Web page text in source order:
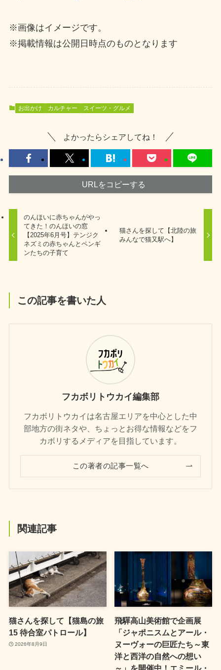
※画像はイメージです。
※掲載情報は公開日時点のものとなります
お出かけ カルチャー スイーツ・グルメ
よかったらシェアしてね！
URLをコピーする
のんほいに赤ちゃんがやっ
てきた！のんほいの窓
【2025年6月号】テンジク
ネズミの赤ちゃんとペンギ
ンたちの子育て
猫さんを探して【北陸の旅
みんなで猫又駅へ】
この記事を書いた人
フカボリトウカイ編集部
フカボリトウカイは名古屋エリアを中心とした中
部地方の街ネタや、ちょっとお得な情報などをフ
カボリするメディアを目指しています。
この著者の記事一覧へ
関連記事
猫さんを探して【猫島の旅
15 待合室パトロール】
2026年8月9日
飛驒高山美術館で企画展
「ジャポニスムとアール・
ヌーヴォーの巨匠たち～東
洋と西洋の自然への想い
～」を開催中！エミール・